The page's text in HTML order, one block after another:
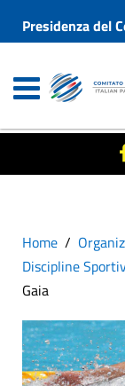
Presidenza del
Home
Discipline
Gaia